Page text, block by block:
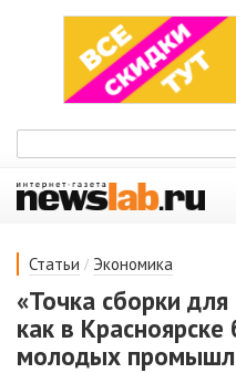
Статьи / Экономика
«Точка сборки
как в Красноярске
молодых